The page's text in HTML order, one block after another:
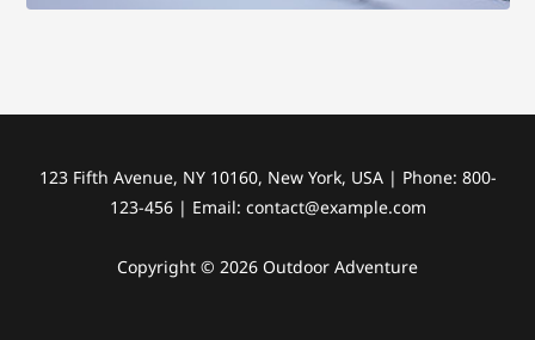
123 Fifth Avenue, NY 10160, New York, USA | Phone: 800-
123-456 | Email: contact@example.com
Copyright © 2026 Outdoor Adventure